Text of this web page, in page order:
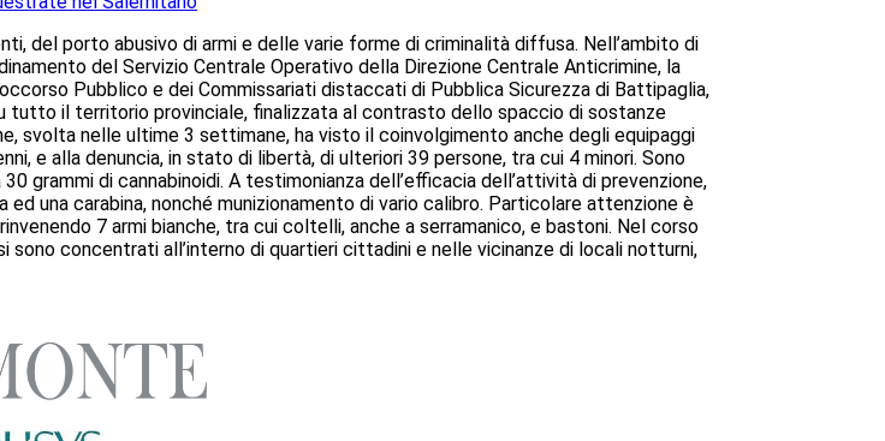
del porto abusivo di armi e delle varie forme di criminalità diffusa. Nell’ambito di
del Servizio Centrale Operativo della Direzione Centrale Anticrimine, la
Pubblico e dei Commissariati distaccati di Pubblica Sicurezza di Battipaglia,
tutto il territorio provinciale, finalizzata al contrasto dello spaccio di sostanze
svolta nelle ultime 3 settimane, ha visto il coinvolgimento anche degli equipaggi
e alla denuncia, in stato di libertà, di ulteriori 39 persone, tra cui 4 minori. Sono
di cannabinoidi. A testimonianza dell’efficacia dell’attività di prevenzione,
una carabina, nonché munizionamento di vario calibro. Particolare attenzione è
7 armi bianche, tra cui coltelli, anche a serramanico, e bastoni. Nel corso
concentrati all’interno di quartieri cittadini e nelle vicinanze di locali notturni,